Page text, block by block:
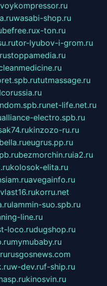
wasabi-shop.ru
x-ton.ru
tor-lyubov-i-grom.ru
stoppamedia.ru
tutmassage.ru
net-life.net.ru
alliance-electro.spb.ru
kinzozo-ru.ru
eugrus.pp.ru
bezmorchin.ruia2.ru
kolosok-elita.ru
avegainfo.ru
vlast16.rukorru.net
lammin-suo.spb.ru
line.ru
loco.rudugshop.ru
mymubaby.ru
rusgosnews.com
w-dev.ruf-ship.ru
kinosvin.ru